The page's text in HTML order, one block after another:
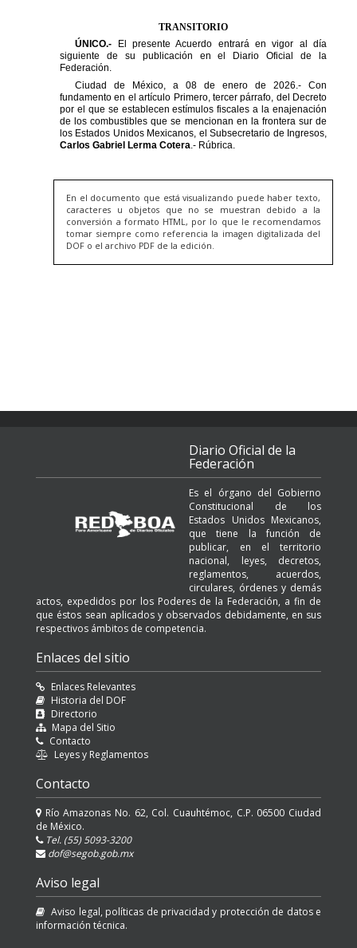
En el documento que está visualizando puede haber texto,
caracteres u objetos que no se muestran debido a la
conversión a formato HTML, por lo que le recomendamos
tomar siempre como referencia la imagen digitalizada del
DOF o el archivo PDF de la edición.
Diario Oficial de la
Federación
Es el órgano del Gobierno
Constitucional de los
Estados Unidos Mexicanos,
que tiene la función de
publicar, en el territorio
nacional, leyes, decretos,
reglamentos, acuerdos,
circulares, órdenes y demás
actos, expedidos por los Poderes de la Federación, a fin de
que éstos sean aplicados y observados debidamente, en sus
respectivos ámbitos de competencia.
Enlaces del sitio
Enlaces Relevantes
Historia del DOF
Directorio
Mapa del Sitio
Contacto
Leyes y Reglamentos
Contacto
Río Amazonas No. 62, Col. Cuauhtémoc, C.P. 06500 Ciudad
de México.
Tel. (55) 5093-3200
dof@segob.gob.mx
Aviso legal
Aviso legal, políticas de privacidad y protección de datos e
información técnica.